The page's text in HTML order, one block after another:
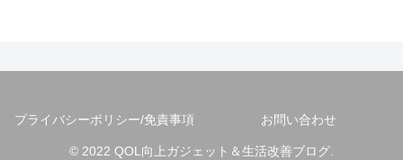
プライバシーポリシー/免責事項 お問い合わせ
© 2022 QOL向上ガジェット＆生活改善ブログ.